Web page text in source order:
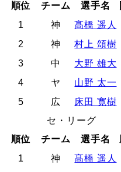
順位
チーム 選手名
1
神 髙橋 遥人
2
神 村上 頌樹
3
中 大野 雄大
4
ヤ 山野 太一
5
広 床田 寛樹
セ・リーグ
順位
チーム 選手名
1
神 髙橋 遥人